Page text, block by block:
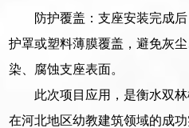
防护覆盖：支座安装完成
护罩或塑料薄膜覆盖，避免灰
染、腐蚀支座表面。
此次项目应用，是衡水双
在河北地区幼教建筑领域的成